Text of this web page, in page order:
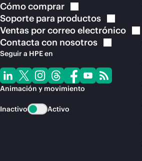
Cómocomprar
Soporte para productos
Ventas por correoelectrónico
Contacta con nosotros
Seguir a HPE en
Animación y movimiento
Inactivo Activo